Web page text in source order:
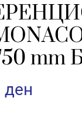
mm
ден